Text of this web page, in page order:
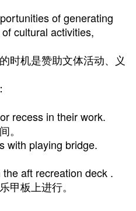
of generating
cultural activities,
时机是赞助文体活动、义
：
recess in their work.
。
with playing bridge.
aft recreation deck .
甲板上进行。